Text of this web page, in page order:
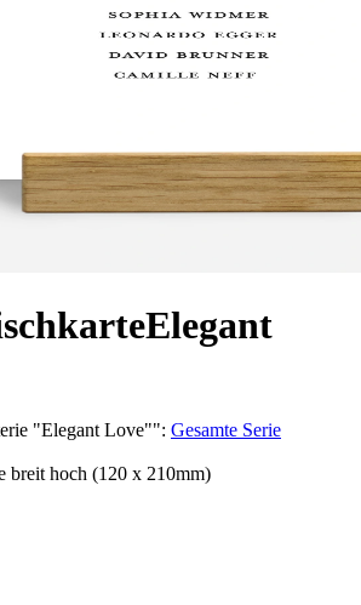
Elegant
"Elegant Love"": Gesamte Serie
breit hoch (120 x 210mm)